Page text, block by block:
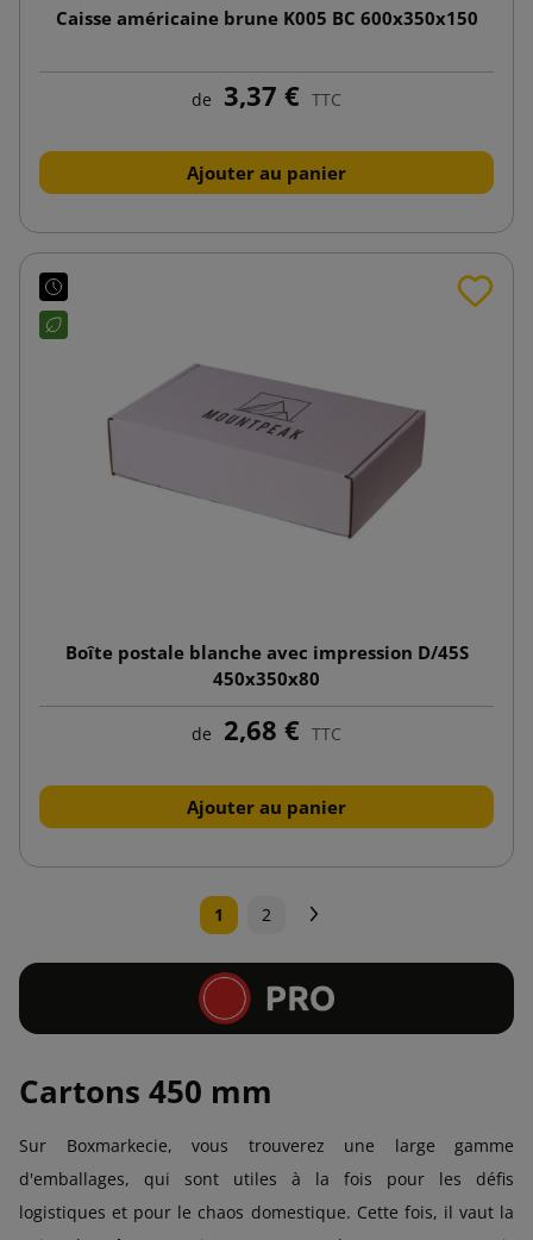
Caisse américaine brune K005 BC 600x350x150
de 3,37 € TTC
Ajouter au panier
Boîte postale blanche avec impression D/45S
450x350x80
de 2,68 € TTC
Ajouter au panier
1 2
Cartons 450 mm
Sur Boxmarkecie, vous trouverez une large gamme
d'emballages, qui sont utiles à la fois pour les défis
logistiques et pour le chaos domestique. Cette fois, il vaut la